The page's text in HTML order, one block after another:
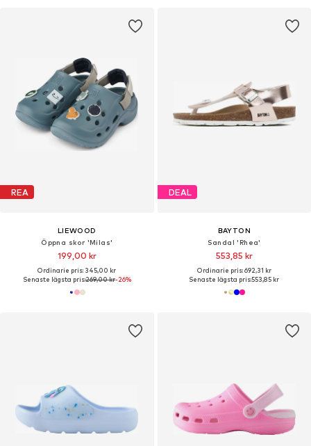
REA
LIEWOOD
Öppna skor 'Milas'
199,00 kr
Ordinarie pris: 345,00 kr
Senaste lägsta pris:269,00 kr-26%
DEAL
BAYTON
Sandal 'Rhea'
553,85 kr
Ordinarie pris: 692,31 kr
Senaste lägsta pris:553,85 kr